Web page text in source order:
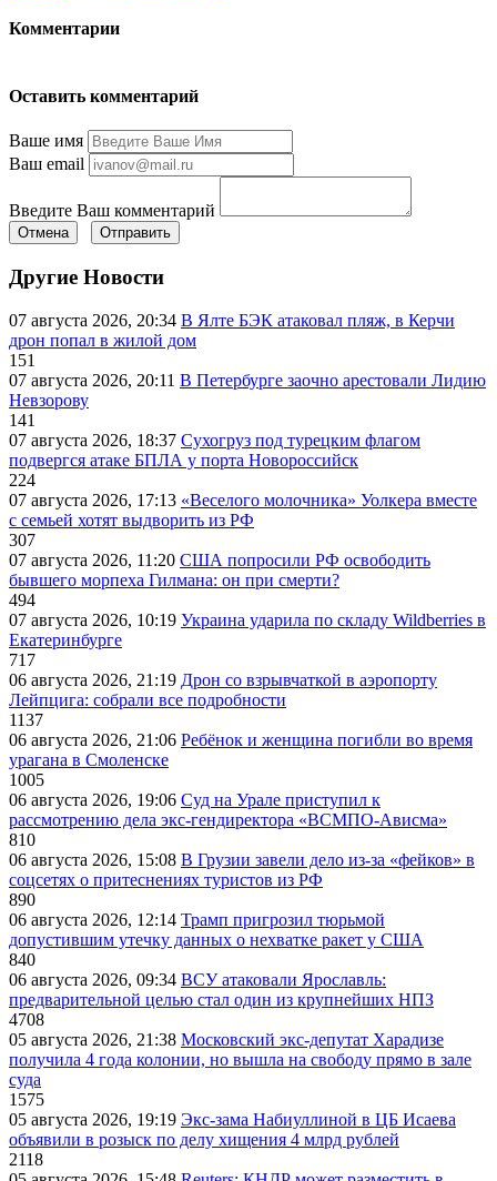
Комментарии
Оставить комментарий
Ваше имя
Ваш email
Введите Ваш комментарий
Отмена Отправить
Другие Новости
07 августа 2026, 20:34 В Ялте БЭК атаковал пляж, в Керчи
дрон попал в жилой дом
151
07 августа 2026, 20:11 В Петербурге заочно арестовали Лидию
Невзорову
141
07 августа 2026, 18:37 Сухогруз под турецким флагом
подвергся атаке БПЛА у порта Новороссийск
224
07 августа 2026, 17:13 «Веселого молочника» Уолкера вместе
с семьей хотят выдворить из РФ
307
07 августа 2026, 11:20 США попросили РФ освободить
бывшего морпеха Гилмана: он при смерти?
494
07 августа 2026, 10:19 Украина ударила по складу Wildberries в
Екатеринбурге
717
06 августа 2026, 21:19 Дрон со взрывчаткой в аэропорту
Лейпцига: собрали все подробности
1137
06 августа 2026, 21:06 Ребёнок и женщина погибли во время
урагана в Смоленске
1005
06 августа 2026, 19:06 Суд на Урале приступил к
рассмотрению дела экс-гендиректора «ВСМПО-Ависма»
810
06 августа 2026, 15:08 В Грузии завели дело из-за «фейков» в
соцсетях о притеснениях туристов из РФ
890
06 августа 2026, 12:14 Трамп пригрозил тюрьмой
допустившим утечку данных о нехватке ракет у США
840
06 августа 2026, 09:34 ВСУ атаковали Ярославль:
предварительной целью стал один из крупнейших НПЗ
4708
05 августа 2026, 21:38 Московский экс-депутат Харадизе
получила 4 года колонии, но вышла на свободу прямо в зале
суда
1575
05 августа 2026, 19:19 Экс-зама Набиуллиной в ЦБ Исаева
объявили в розыск по делу хищения 4 млрд рублей
2118